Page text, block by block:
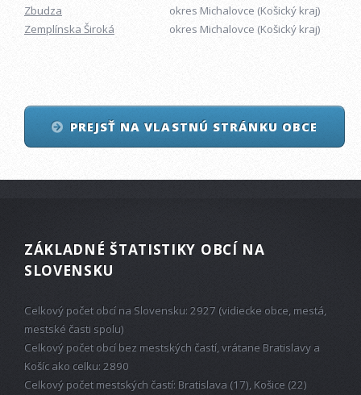
Zbudza
okres Michalovce (Košický kraj)
Zemplínska Široká
okres Michalovce (Košický kraj)
PREJSŤ NA VLASTNÚ STRÁNKU OBCE
ZÁKLADNÉ ŠTATISTIKY OBCÍ NA
SLOVENSKU
Celkový počet obcí na Slovensku: 2927 (vidiecke obce, mestá,
mestské časti spolu)
Celkový počet obcí bez mestských častí, vrátane Bratislavy a
Košíc ako celku: 2890
Celkový počet mestských častí: Bratislava (17), Košice (22)